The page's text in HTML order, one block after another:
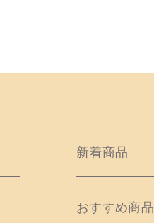
新着商品
おすすめ商品